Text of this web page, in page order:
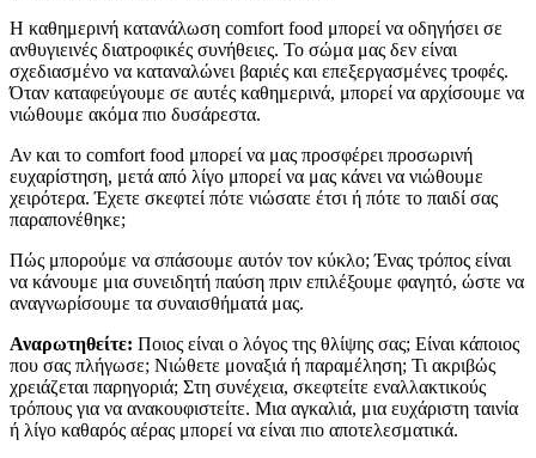
Η καθημερινή κατανάλωση comfort food μπορεί να οδηγήσει σε
ανθυγιεινές διατροφικές συνήθειες. Το σώμα μας δεν είναι
σχεδιασμένο να καταναλώνει βαριές και επεξεργασμένες τροφές.
Όταν καταφεύγουμε σε αυτές καθημερινά, μπορεί να αρχίσουμε να
νιώθουμε ακόμα πιο δυσάρεστα.
Αν και το comfort food μπορεί να μας προσφέρει προσωρινή
ευχαρίστηση, μετά από λίγο μπορεί να μας κάνει να νιώθουμε
χειρότερα. Έχετε σκεφτεί πότε νιώσατε έτσι ή πότε το παιδί σας
παραπονέθηκε;
Πώς μπορούμε να σπάσουμε αυτόν τον κύκλο; Ένας τρόπος είναι
να κάνουμε μια συνειδητή παύση πριν επιλέξουμε φαγητό, ώστε να
αναγνωρίσουμε τα συναισθήματά μας.
Αναρωτηθείτε: Ποιος είναι ο λόγος της θλίψης σας; Είναι κάποιος
που σας πλήγωσε; Νιώθετε μοναξιά ή παραμέληση; Τι ακριβώς
χρειάζεται παρηγοριά; Στη συνέχεια, σκεφτείτε εναλλακτικούς
τρόπους για να ανακουφιστείτε. Μια αγκαλιά, μια ευχάριστη ταινία
ή λίγο καθαρός αέρας μπορεί να είναι πιο αποτελεσματικά.